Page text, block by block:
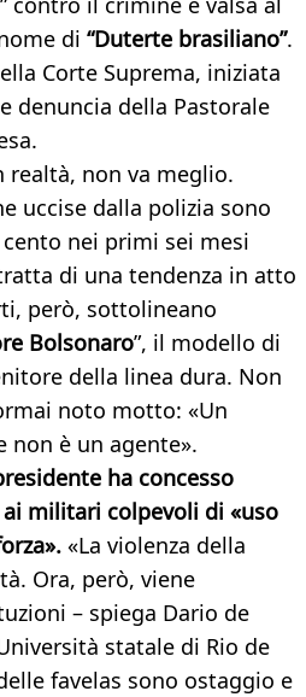
di “Duterte brasiliano”.
Corte Suprema, iniziata
denuncia della Pastorale
realtà, non va meglio.
uccise dalla polizia sono
cento nei primi sei mesi
di una tendenza in atto
però, sottolineano
Bolsonaro”, il modello di
della linea dura. Non
noto motto: «Un
non è un agente».
ha concesso
militari colpevoli di «uso
«La violenza della
Ora, però, viene
– spiega Dario de
statale di Rio de
favelas sono ostaggio e